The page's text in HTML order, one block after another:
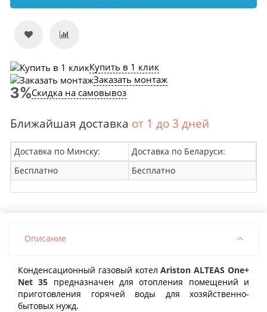
Купить в 1 клик
Заказать монтаж
Скидка на самовывоз
Ближайшая доставка от 1 до 3 дней
Доставка по Минску:
Доставка по Беларуси:
Бесплатно
Бесплатно
Описание
Конденсационный газовый котелAriston ALTEAS One+
Net 35 предназначен для отопления помещений и
приготовления горячей воды для хозяйственно-
бытовых нужд.